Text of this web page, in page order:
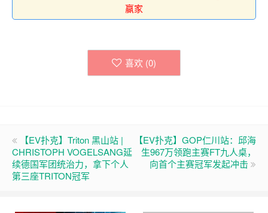
赢家
喜欢 (0)
【EV扑克】Triton 黑山站 |
CHRISTOPH VOGELSANG延
续德国军团统治力，拿下个人
第三座TRITON冠军
【EV扑克】GOP仁川站：邱海
生967万领跑主赛FT九人桌，
向首个主赛冠军发起冲击